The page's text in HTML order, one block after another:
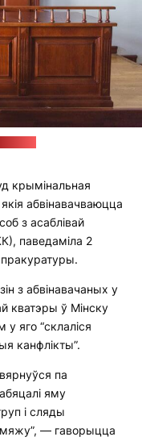
крымінальная
абвінавачваюцца
з асаблівай
паведаміла 2
з абвінавачаных у
кватэры ў Мінску
яго “склаліся
канфлікты”.
па
яму
і сляды
— гаворыцца